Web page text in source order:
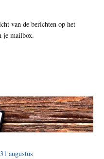
van de berichten op het
je mailbox.
augustus